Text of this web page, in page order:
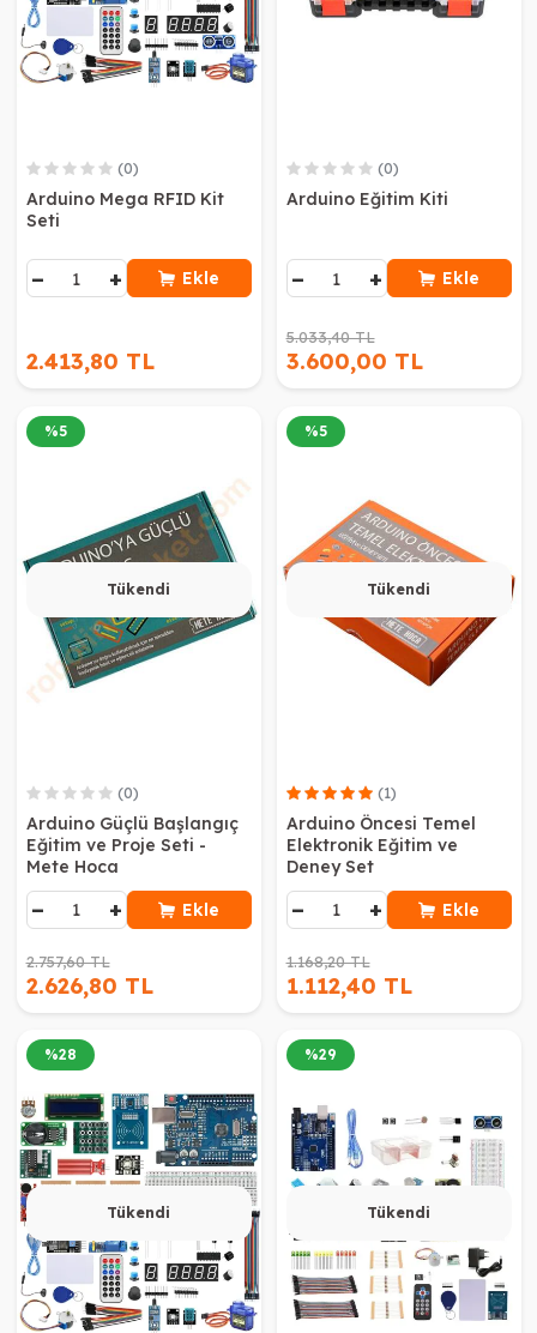
(0)
Arduino Mega RFID Kit
Seti
− + Ekle
2.413,80 TL
(0)
Arduino Eğitim Kiti
− + Ekle
5.033,40 TL
3.600,00 TL
Tükendi
%5
(0)
Arduino Güçlü Başlangıç
Eğitim ve Proje Seti -
Mete Hoca
− + Ekle
2.757,60 TL
2.626,80 TL
Tükendi
%5
(1)
Arduino Öncesi Temel
Elektronik Eğitim ve
Deney Set
− + Ekle
1.168,20 TL
1.112,40 TL
Tükendi
%28
Tükendi
%29